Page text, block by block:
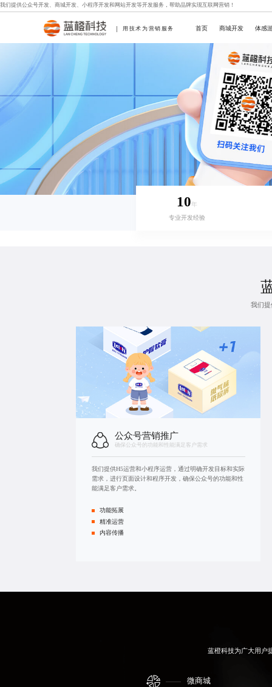
我们提供公众号开发、 商城开发、 小程序开发和 网站开发等开发服务，帮助品牌实现互联网营销！
用技术为营销服务 首页 商城开发 体感
10年
专业开发经验
我们提
公众号营销推广
确保公众号的功能和性能满足客户需求
我们提供H5运营和小程序运营 ，通过明确开发目标和实际
需求，进行页面设计和程序开发，确保公众号的功能和性
能满足客户需求。
功能拓展
精准运营
内容传播
蓝橙科技为广大用户
微商城